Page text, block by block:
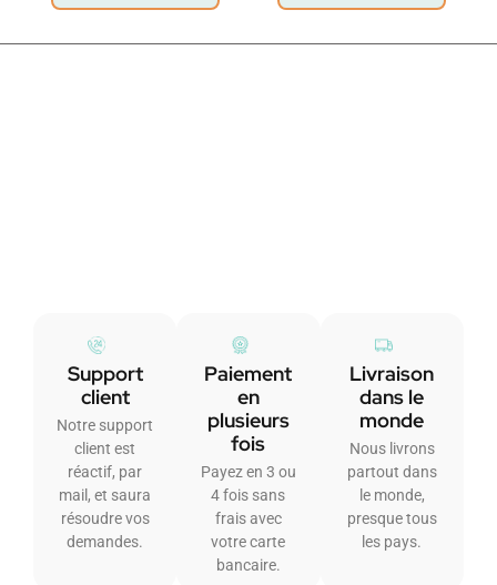
Support
client
Notre support
client est
réactif, par
mail, et saura
résoudre vos
demandes.
Paiement
en
plusieurs
fois
Payez en 3 ou
4 fois sans
frais avec
votre carte
bancaire.
Livraison
dans le
monde
Nous livrons
partout dans
le monde,
presque tous
les pays.